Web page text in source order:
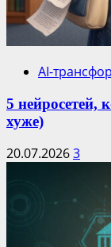
AI-
5 нейросетей,
хуже)
20.07.20263